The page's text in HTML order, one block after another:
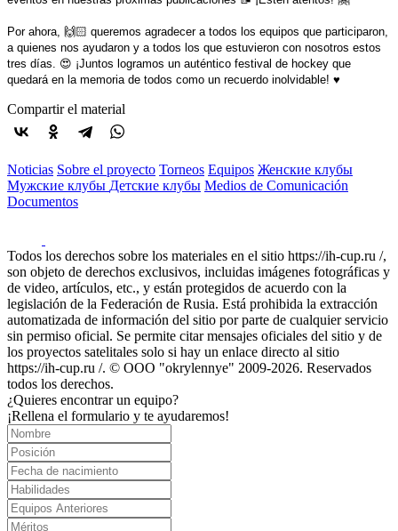
Por ahora, 🙌🏻 queremos agradecer a todos los equipos que participaron,
a quienes nos ayudaron y a todos los que estuvieron con nosotros estos
tres días. 😍 ¡Juntos logramos un auténtico festival de hockey que
quedará en la memoria de todos como un recuerdo inolvidable! ♥️
Compartir el material
Noticias Sobre el proyecto Torneos Equipos Женские клубы
Мужские клубы Детские клубы Medios de Comunicación
Documentos
Todos los derechos sobre los materiales en el sitio https://ih-cup.ru /,
son objeto de derechos exclusivos, incluidas imágenes fotográficas y
de video, artículos, etc., y están protegidos de acuerdo con la
legislación de la Federación de Rusia. Está prohibida la extracción
automatizada de información del sitio por parte de cualquier servicio
sin permiso oficial. Se permite citar mensajes oficiales del sitio y de
los proyectos satelitales solo si hay un enlace directo al sitio
https://ih-cup.ru /. © OOO "okrylennye" 2009-2026. Reservados
todos los derechos.
¿Quieres encontrar un equipo?
¡Rellena el formulario y te ayudaremos!